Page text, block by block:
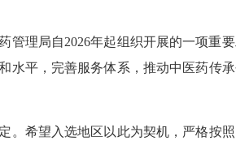
理局自2026年起组织开展的一项重
水平，完善服务体系，推动中医药传
希望入选地区以此为契机，严格按照